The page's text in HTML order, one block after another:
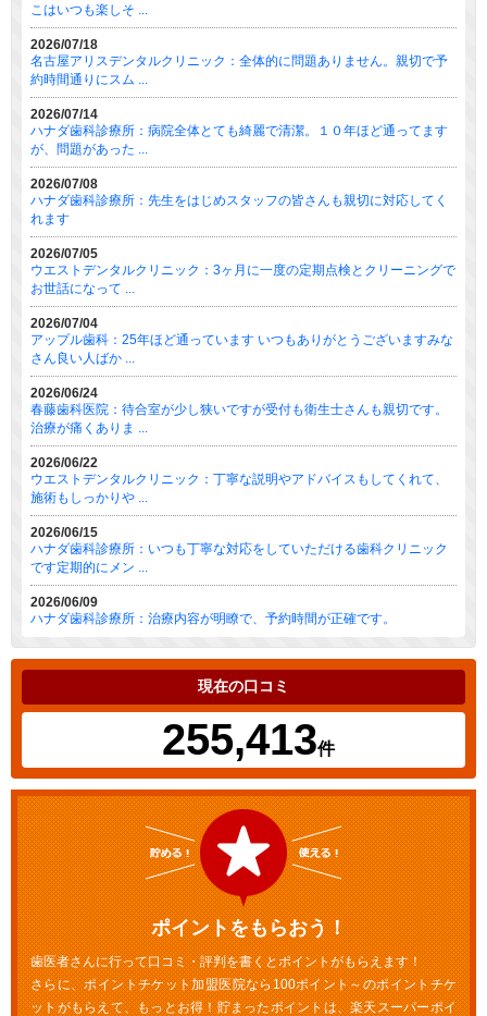
こはいつも楽しそ ...
2026/07/18
名古屋アリスデンタルクリニック：全体的に問題ありません。親切で予
約時間通りにスム ...
2026/07/14
ハナダ歯科診療所：病院全体とても綺麗で清潔。１０年ほど通ってます
が、問題があった ...
2026/07/08
ハナダ歯科診療所：先生をはじめスタッフの皆さんも親切に対応してく
れます
2026/07/05
ウエストデンタルクリニック：3ヶ月に一度の定期点検とクリーニングで
お世話になって ...
2026/07/04
アップル歯科：25年ほど通っています いつもありがとうございますみな
さん良い人ばか ...
2026/06/24
春藤歯科医院：待合室が少し狭いですが受付も衛生士さんも親切です。
治療が痛くありま ...
2026/06/22
ウエストデンタルクリニック：丁寧な説明やアドバイスもしてくれて、
施術もしっかりや ...
2026/06/15
ハナダ歯科診療所：いつも丁寧な対応をしていただける歯科クリニック
です定期的にメン ...
2026/06/09
ハナダ歯科診療所：治療内容が明瞭で、予約時間が正確です。
現在の口コミ
255,413件
ポイントをもらおう！
歯医者さんに行って口コミ・評判を書くとポイントがもらえます！
さらに、ポイントチケット加盟医院なら100ポイント～のポイントチケ
ットがもらえて、もっとお得！貯まったポイントは、楽天スーパーポイ